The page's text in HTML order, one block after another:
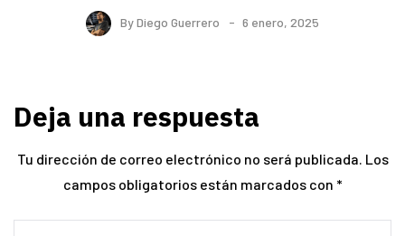
ByDiego Guerrero 6 enero, 2025
Deja una respuesta
Tu dirección de correo electrónico no será publicada. Los
campos obligatorios están marcados con *